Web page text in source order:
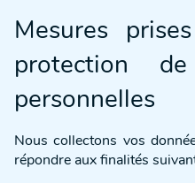
Mesures
protection
personnelles
Nous collectons vos
répondre aux finalités